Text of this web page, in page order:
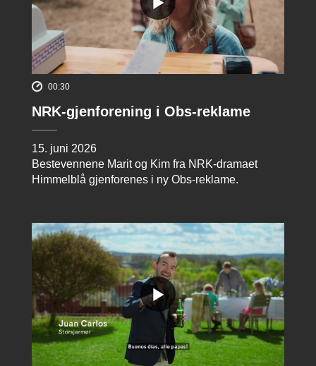
00:30
NRK-gjenforening i Obs-reklame
15. juni 2026
Bestevennene Marit og Kim fra NRK-dramaet
Himmelblå gjenforenes i ny Obs-reklame.